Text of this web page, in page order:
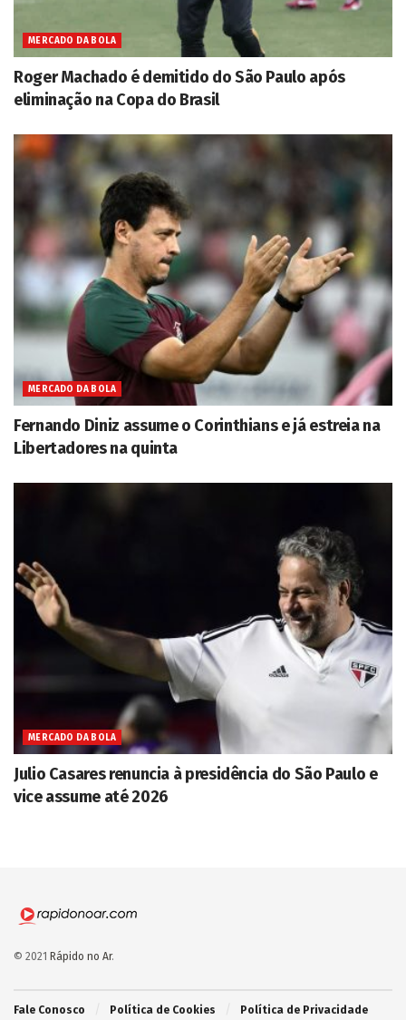
MERCADO DA BOLA
Roger Machado é demitido do São Paulo após
eliminação na Copa do Brasil
MERCADO DA BOLA
Fernando Diniz assume o Corinthians e já estreia na
Libertadores na quinta
MERCADO DA BOLA
Julio Casares renuncia à presidência do São Paulo e
vice assume até 2026
© 2021 Rápido no Ar.
Fale Conosco Política de Cookies Política de Privacidade